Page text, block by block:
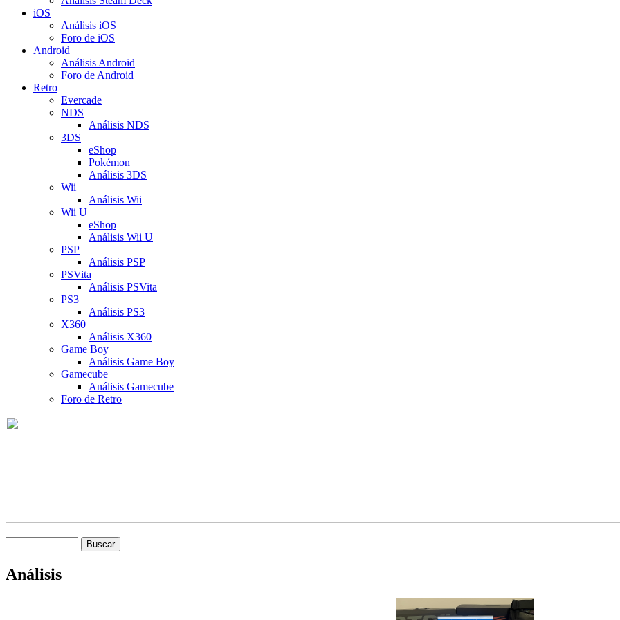
iOS
Análisis iOS
Foro de iOS
Android
Análisis Android
Foro de Android
Retro
Evercade
NDS
Análisis NDS
3DS
eShop
Pokémon
Análisis 3DS
Wii
Análisis Wii
Wii U
eShop
Análisis Wii U
PSP
Análisis PSP
PSVita
Análisis PSVita
PS3
Análisis PS3
X360
Análisis X360
Game Boy
Análisis Game Boy
Gamecube
Análisis Gamecube
Foro de Retro
Análisis